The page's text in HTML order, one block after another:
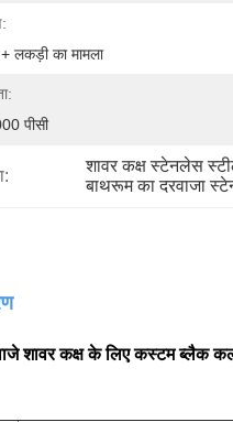
लकड़ी का मामला
पीसी
शावर कक्ष स्टेनलेस
बाथरूम का दरवाजा
शावर कक्ष के लिए कस्टम ब्लैक